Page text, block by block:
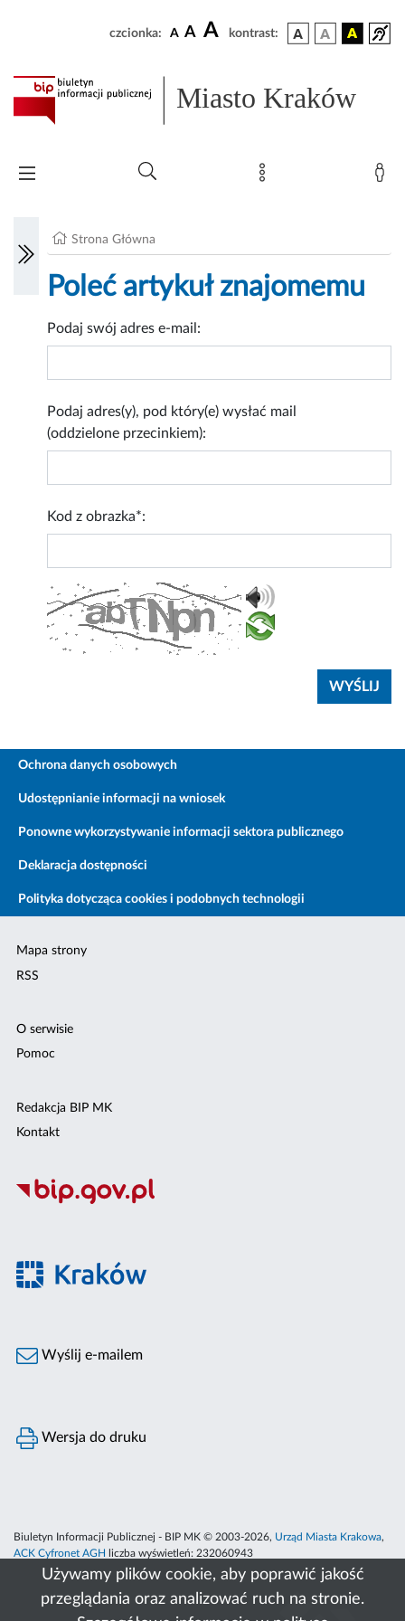
Używamy plików cookie, aby poprawić jakość
przeglądania oraz analizować ruch na stronie.
czcionka: A A A kontrast:
Miasto Kraków
Strona Główna
Poleć artykuł znajomemu
Podaj swój adres e-mail:
Podaj adres(y), pod który(e) wysłać mail
(oddzielone przecinkiem):
Kod z obrazka*:
Ochrona danych osobowych
Udostępnianie informacji na wniosek
Ponowne wykorzystywanie informacji sektora publicznego
Deklaracja dostępności
Polityka dotycząca cookies i podobnych technologii
Mapa strony
RSS
O serwisie
Pomoc
Redakcja BIP MK
Kontakt
Wyślij e-mailem
Wersja do druku
Biuletyn Informacji Publicznej - BIP MK © 2003-2026, Urząd Miasta Krakowa,
ACK Cyfronet AGH
liczba wyświetleń: 232060943